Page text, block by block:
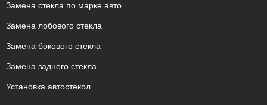
Замена стекла по марке авто
Замена лобового стекла
Замена бокового стекла
Замена заднего стекла
Установка автостекол